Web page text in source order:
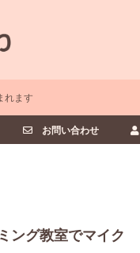
れます
お問い合わせ
ング教室でマイク